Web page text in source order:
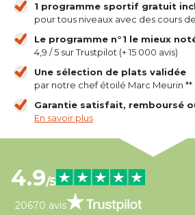
1 programme sportif gratuit
pour tous niveaux avec des cours
Le programme n°1 le mieux
4,9 / 5 sur Trustpilot (+ 15 000 avis)
Une sélection de plats validée
par notre chef étoilé Marc Meurin **
Garantie satisfait, remboursé
En savoir plus
4.9/5
20670 avis